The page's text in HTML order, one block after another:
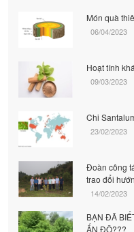
Món quà
06/04/2023
Hoạt tính
09/03/2023
Chi
23/02/2023
Đoàn công
trao đổi
14/02/2023
BẠN ĐÃ
ẤN ĐỘ???